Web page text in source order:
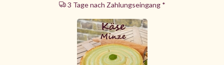
3 Tage nach Zahlungseingang *